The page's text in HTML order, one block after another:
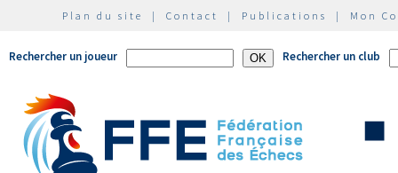
Plan du site | Contact | Publications | Mon
Rechercher un joueur Rechercher un club